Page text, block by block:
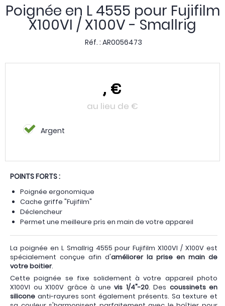
Poignée en L 4555 pour Fujifilm
X100VI / X100V - Smallrig
Réf. : AR0056473
, €
au lieu de €
Argent
POINTS FORTS :
Poignée ergonomique
Cache griffe "Fujifilm"
Déclencheur
Permet une meilleure pris en main de votre appareil
La poignée en L Smallrig 4555 pour Fujifilm X100VI / X100V est
spécialement conçue afin d'améliorer la prise en main de
votre boitier.
Cette poignée se fixe solidement à votre appareil photo
X100VI ou X100V grâce à une vis 1/4"-20. Des coussinets en
silicone anti-rayures sont également présents. Sa texture et